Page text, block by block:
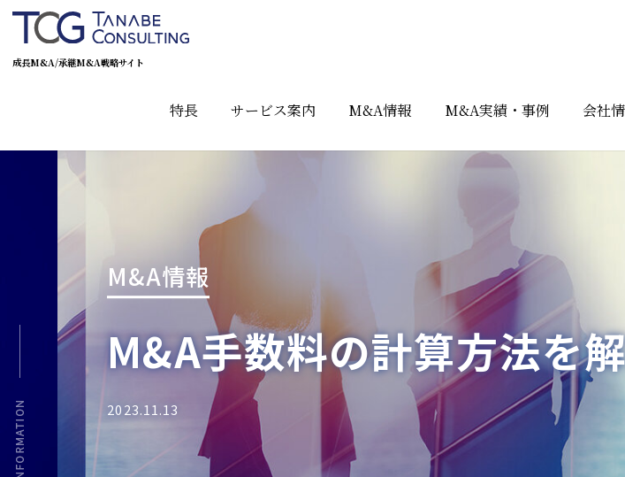
成長M&A/承継M&A戦略サイト
特長 サービス案内 M&A情報 M&A実績・事例 会社
M&A情報
M&A手数料の計算方法を
2023.11.13